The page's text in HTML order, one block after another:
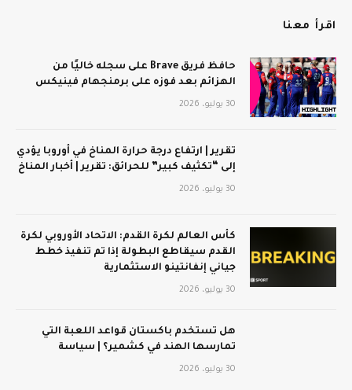
اقرأ معنا
حافظ فريق Brave على سجله خاليًا من
الهزائم بعد فوزه على برمنجهام فينيكس
30 يوليو، 2026
تقرير | ارتفاع درجة حرارة المناخ في أوروبا يؤدي
إلى “تكثيف كبير” للحرائق: تقرير | أخبار المناخ
30 يوليو، 2026
كأس العالم لكرة القدم: الاتحاد الأوروبي لكرة
القدم سيقاطع البطولة إذا تم تنفيذ خطط
جياني إنفانتينو الاستثمارية
30 يوليو، 2026
هل تستخدم باكستان قواعد اللعبة التي
تمارسها الهند في كشمير؟ | سياسة
30 يوليو، 2026